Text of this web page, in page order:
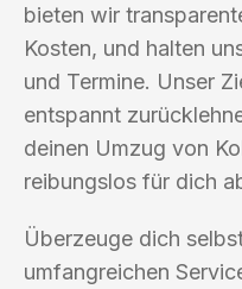
bieten wir
Kosten, und halten
und Termine. Unser
entspannt
deinen Umzug von
reibungslos für dich
Überzeuge dich
umfangreichen